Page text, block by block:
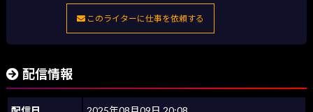
このライターに仕事を依頼する
配信情報